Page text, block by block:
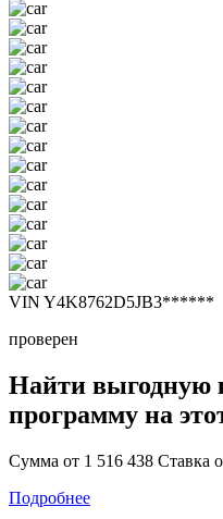
VIN Y4K8762D5JB3******
проверен
Найти выгодную
программу на
Сумма от 1 516 438 Ставка
Подробнее